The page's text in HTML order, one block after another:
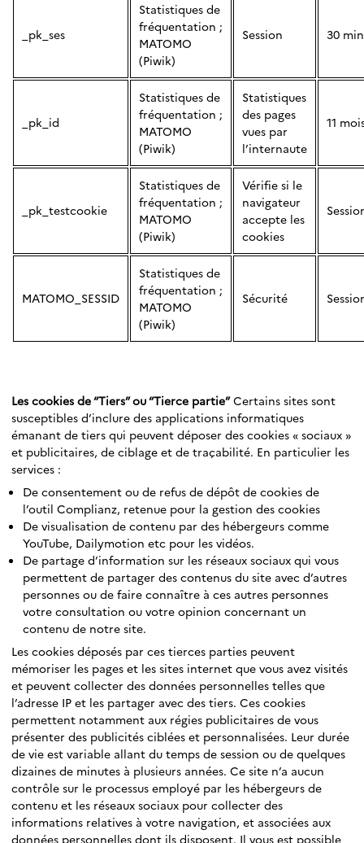
_pk_ses
Statistiques de
fréquentation ;
MATOMO
(Piwik)
Session 30
_pk_id
Statistiques de
fréquentation ;
MATOMO
(Piwik)
Statistiques
des pages
vues par
l’internaute
11
_pk_testcookie
Statistiques de
fréquentation ;
MATOMO
(Piwik)
Vérifie si le
navigateur
accepte les
cookies
MATOMO_SESSID
Statistiques de
fréquentation ;
MATOMO
(Piwik)
Sécurité
Les cookies de “Tiers” ou “Tierce partie”Certains sites sont
susceptibles d’inclure des applications informatiques
émanant de tiers qui peuvent déposer des cookies « sociaux »
et publicitaires, de ciblage et de traçabilité. En particulier les
services :
De consentement ou de refus de dépôt de cookies de
l’outil Complianz, retenue pour la gestion des cookies
De visualisation de contenu par des hébergeurs comme
YouTube, Dailymotion etc pour les vidéos.
De partage d’information sur les réseaux sociaux qui vous
permettent de partager des contenus du site avec d’autres
personnes ou de faire connaître à ces autres personnes
votre consultation ou votre opinion concernant un
contenu de notre site.
Les cookies déposés par ces tierces parties peuvent
mémoriser les pages et les sites internet que vous avez visités
et peuvent collecter des données personnelles telles que
l’adresse IP et les partager avec des tiers. Ces cookies
permettent notamment aux régies publicitaires de vous
présenter des publicités ciblées et personnalisées. Leur durée
de vie est variable allant du temps de session ou de quelques
dizaines de minutes à plusieurs années. Ce site n’a aucun
contrôle sur le processus employé par les hébergeurs de
contenu et les réseaux sociaux pour collecter des
informations relatives à votre navigation, et associées aux
données personnelles dont ils disposent. Il vous est possible